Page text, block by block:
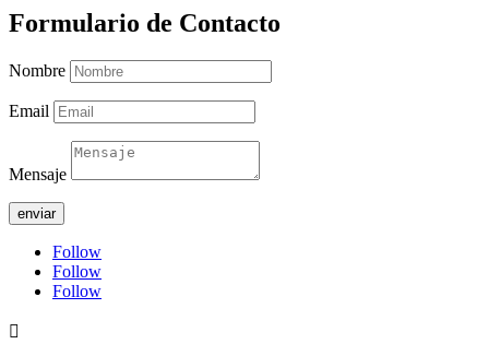
Formulario de Contacto
Nombre
Email
Mensaje
enviar
Follow
Follow
Follow
